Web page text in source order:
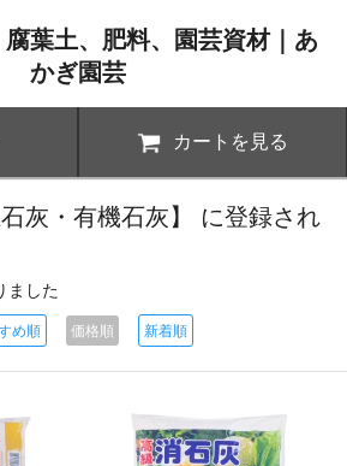
葉土、肥料、園芸資材｜あ
かぎ園芸
カートを見る
石灰・有機石灰】 に登録され
ました
め順 価格順 新着順